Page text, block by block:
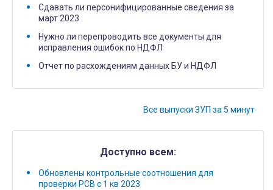
т
Сдавать ли персонифицированные сведения за
март 2023
Нужно ли перепроводить все документы для
исправления ошибок по НДФЛ
Отчет по расхождениям данных БУ и НДФЛ
Все выпуски ЗУП за 5 минут
Доступно всем:
Обновлены контрольные соотношения для
проверки РСВ с 1 кв 2023